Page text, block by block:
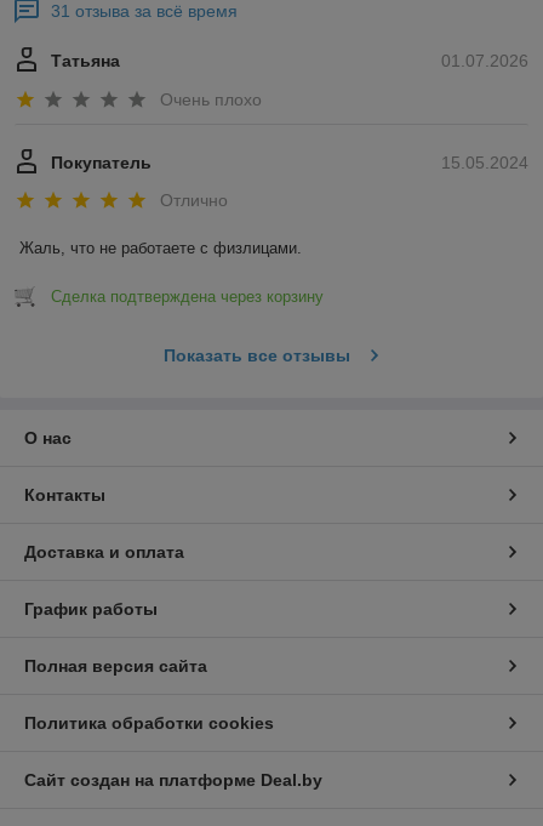
31 отзыва за всё время
01.07.2026
Татьяна
Очень плохо
15.05.2024
Покупатель
Отлично
Жаль, что не работаете с физлицами.
Сделка подтверждена через корзину
Показать все отзывы
О нас
Контакты
Доставка и оплата
График работы
Полная версия сайта
Политика обработки cookies
Сайт создан на платформе Deal.by